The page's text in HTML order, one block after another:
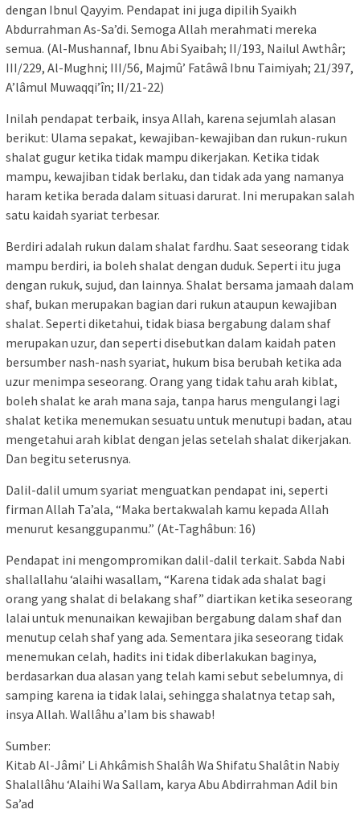
dengan Ibnul Qayyim. Pendapat ini juga dipilih Syaikh
Abdurrahman As-Sa’di. Semoga Allah merahmati mereka
semua. (Al-Mushannaf, Ibnu Abi Syaibah; II/193, Nailul Awthâr;
III/229, Al-Mughni; III/56, Majmû’ Fatâwâ Ibnu Taimiyah; 21/397,
A’lâmul Muwaqqi’în; II/21-22)
Inilah pendapat terbaik, insya Allah, karena sejumlah alasan
berikut: Ulama sepakat, kewajiban-kewajiban dan rukun-rukun
shalat gugur ketika tidak mampu dikerjakan. Ketika tidak
mampu, kewajiban tidak berlaku, dan tidak ada yang namanya
haram ketika berada dalam situasi darurat. Ini merupakan salah
satu kaidah syariat terbesar.
Berdiri adalah rukun dalam shalat fardhu. Saat seseorang tidak
mampu berdiri, ia boleh shalat dengan duduk. Seperti itu juga
dengan rukuk, sujud, dan lainnya. Shalat bersama jamaah dalam
shaf, bukan merupakan bagian dari rukun ataupun kewajiban
shalat. Seperti diketahui, tidak biasa bergabung dalam shaf
merupakan uzur, dan seperti disebutkan dalam kaidah paten
bersumber nash-nash syariat, hukum bisa berubah ketika ada
uzur menimpa seseorang. Orang yang tidak tahu arah kiblat,
boleh shalat ke arah mana saja, tanpa harus mengulangi lagi
shalat ketika menemukan sesuatu untuk menutupi badan, atau
mengetahui arah kiblat dengan jelas setelah shalat dikerjakan.
Dan begitu seterusnya.
Dalil-dalil umum syariat menguatkan pendapat ini, seperti
firman Allah Ta’ala, “Maka bertakwalah kamu kepada Allah
menurut kesanggupanmu.” (At-Taghâbun: 16)
Pendapat ini mengompromikan dalil-dalil terkait. Sabda Nabi
shallallahu ‘alaihi wasallam, “Karena tidak ada shalat bagi
orang yang shalat di belakang shaf” diartikan ketika seseorang
lalai untuk menunaikan kewajiban bergabung dalam shaf dan
menutup celah shaf yang ada. Sementara jika seseorang tidak
menemukan celah, hadits ini tidak diberlakukan baginya,
berdasarkan dua alasan yang telah kami sebut sebelumnya, di
samping karena ia tidak lalai, sehingga shalatnya tetap sah,
insya Allah. Wallâhu a’lam bis shawab!
Sumber:
Kitab Al-Jâmi’ Li Ahkâmish Shalâh Wa Shifatu Shalâtin Nabiy
Shalallâhu ‘Alaihi Wa Sallam, karya Abu Abdirrahman Adil bin
Sa’ad